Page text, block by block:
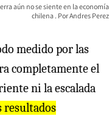
aún no se siente en la economía
chilena
Andres Perez
medido por las
completamente el
ni la escalada
resultados